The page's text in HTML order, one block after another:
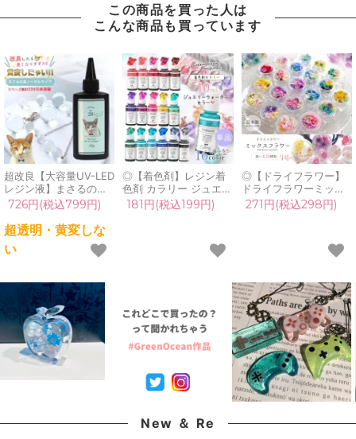
この商品を買った人は
こんな商品も買っています
超改良【大容量UV-LED
レジン液】まさるの涙
ver.03 超透明 70g 初心
者 作家 コーティング
ハード 黄変しない 高品
質 クリア 猫 UVレジン
液 安い おすすめ
726円(税込799円)
超透明・黄変しな
い
◎【着色剤】レジン着
色剤 カラリー ジュエリ
ーウォーターカラー 単
品 レジン着色料 定番
GreenOceanオリジナ
181円(税込199円)
◎【ドライフラワー】
ドライフラワーミック
ス 日本製 ハーバリウム
ハーバリューム プリザ
花材 小花 本物 パーツ
271円(税込298円)
New ＆ Re